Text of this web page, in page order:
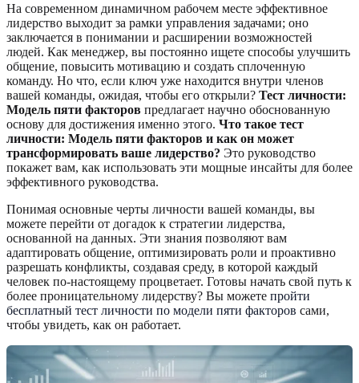
На современном динамичном рабочем месте эффективное
лидерство выходит за рамки управления задачами; оно
заключается в понимании и расширении возможностей
людей. Как менеджер, вы постоянно ищете способы улучшить
общение, повысить мотивацию и создать сплоченную
команду. Но что, если ключ уже находится внутри членов
вашей команды, ожидая, чтобы его открыли? Тест личности:
Модель пяти факторов предлагает научно обоснованную
основу для достижения именно этого. Что такое тест
личности: Модель пяти факторов и как он может
трансформировать ваше лидерство? Это руководство
покажет вам, как использовать эти мощные инсайты для более
эффективного руководства.
Понимая основные черты личности вашей команды, вы
можете перейти от догадок к стратегии лидерства,
основанной на данных. Эти знания позволяют вам
адаптировать общение, оптимизировать роли и проактивно
разрешать конфликты, создавая среду, в которой каждый
человек по-настоящему процветает. Готовы начать свой путь к
более проницательному лидерству? Вы можете пройти
бесплатный тест личности по модели пяти факторов сами,
чтобы увидеть, как он работает.